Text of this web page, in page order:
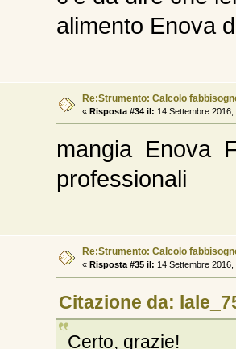
alimento Enova
Re:Strumento: Calcolo
« Risposta #34 il: 14 Settembre 2016,
mangia Enova
professionali
Re:Strumento: Calcolo
« Risposta #35 il: 14 Settembre 2016,
Citazione da:
Certo, grazie!